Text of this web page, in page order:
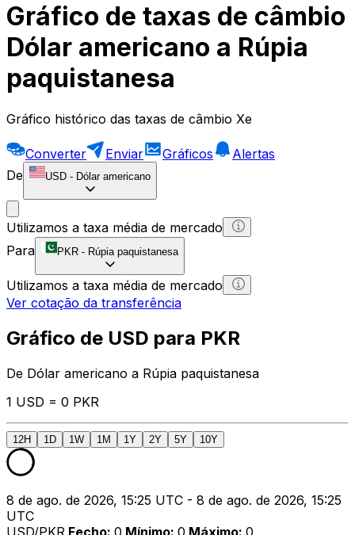
Gráfico de taxas de câmbio
Dólar americano a Rúpia
paquistanesa
Gráfico histórico das taxas de câmbio Xe
Converter Enviar Gráficos
Alertas
De
USD - Dólar americano
Utilizamos a taxa média de mercado
Para
PKR - Rúpia paquistanesa
Utilizamos a taxa média de mercado
Ver cotação da transferência
Gráfico de USD para PKR
De Dólar americano a Rúpia paquistanesa
1 USD = 0 PKR
12H 1D 1W 1M 1Y 2Y 5Y 10Y
8 de ago. de 2026, 15:25 UTC - 8 de ago. de 2026, 15:25
UTC
USD/PKR Fecho: 0 Mínimo: 0 Máximo: 0